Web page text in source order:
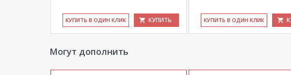
КУ­ПИТЬ В ОДИН КЛИК КУПИТЬ КУ­ПИТЬ В ОДИН КЛИК
Могут дополнить